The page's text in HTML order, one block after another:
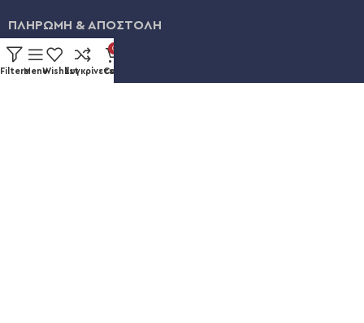
ΠΛΗΡΩΜΗ & ΑΠΟΣΤΟΛΗ
ΛΟΓΑΡΙΑΣΜΟΣ
FiltersMenuWishlistΣυγκρίνετε
0
Cart